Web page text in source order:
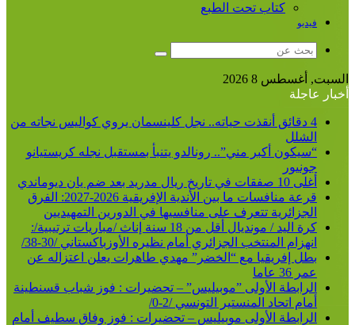
كتاب تحت الطبع
فيديو
بحث
السبت, أغسطس 8 2026
أخبار عاجلة
4 دقائق أنقذت حياته.. نجل كلينسمان يروي كواليس نجاته من
الشلل
“سيكون أكبر مني”.. رونالدو يتنبأ بمستقبل نجله كريستيانو
جونيور
أغلى 10 صفقات في تاريخ ريال مدريد بعد ضم يان ديوماندي
قرعة منافسات ما بين الأندية الإفريقية 2026-2027: الفرق
الجزائرية تتعرف على منافسيها في الدورين التمهيديين
كرة اليد / مونديال أقل من 18 سنة إناث /مباريات ترتيبية/:
انهزام المنتخب الجزائري أمام نظيره الأوزباكستاني /30-38/
بطل إفريقيا مع “الخضر” مهدي طاهرات يعلن اعتزاله عن
عمر 36 عاما
الرابطة الأولى ”موبيليس” – تحضيرات : فوز شباب قسنطينة
أمام اتحاد المنستير التونسي /2-0/
الرابطة الأولى موبيليس – تحضيرات : فوز وفاق سطيف أمام